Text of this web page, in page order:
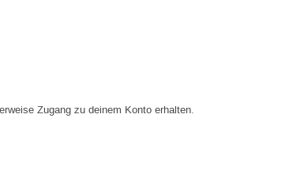
Zugang zu deinem Konto erhalten.